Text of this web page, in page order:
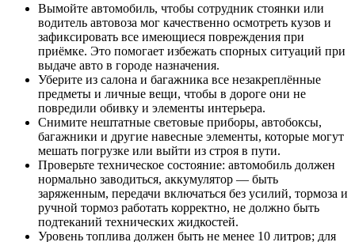
Вымойте автомобиль, чтобы сотрудник стоянки или
водитель автовоза мог качественно осмотреть кузов и
зафиксировать все имеющиеся повреждения при
приёмке. Это помогает избежать спорных ситуаций при
выдаче авто в городе назначения.
Уберите из салона и багажника все незакреплённые
предметы и личные вещи, чтобы в дороге они не
повредили обивку и элементы интерьера.
Снимите нештатные световые приборы, автобоксы,
багажники и другие навесные элементы, которые могут
мешать погрузке или выйти из строя в пути.
Проверьте техническое состояние: автомобиль должен
нормально заводиться, аккумулятор — быть
заряженным, передачи включаться без усилий, тормоза и
ручной тормоз работать корректно, не должно быть
подтеканий технических жидкостей.
Уровень топлива должен быть не менее 10 литров; для